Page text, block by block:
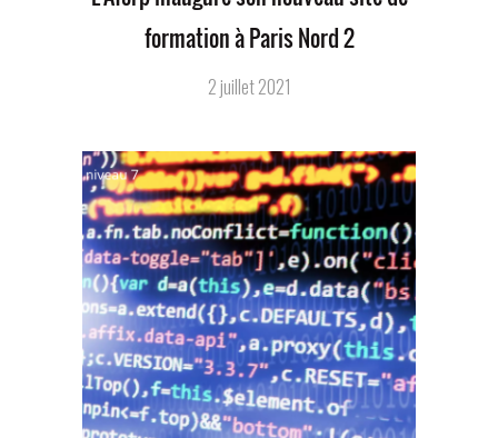
formation à Paris Nord 2
2 juillet 2021